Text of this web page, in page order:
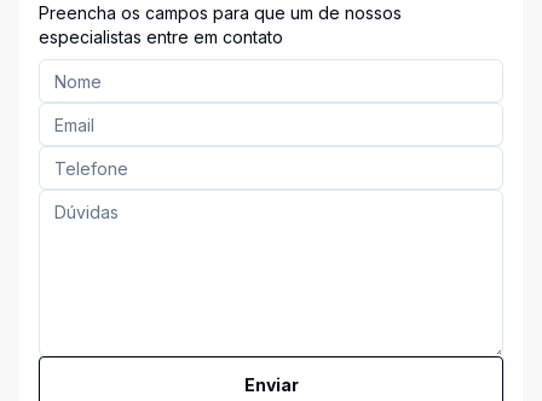
Preencha os campos para que um de nossos
especialistas entre em contato
Enviar